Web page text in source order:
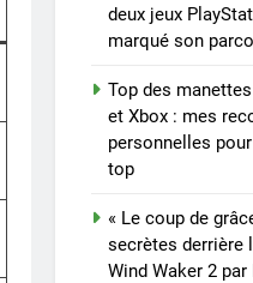
deux jeux
marqué son
Top des
et Xbox : mes
personnelles
top
« Le coup de
secrètes derrière
Wind Waker 2